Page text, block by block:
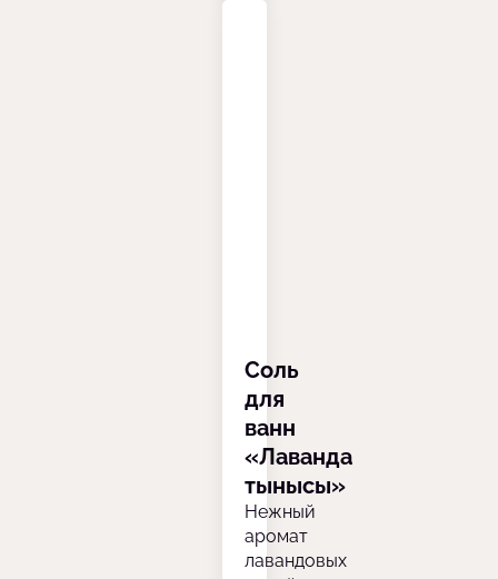
Соль
для
ванн
«Лаванда
тынысы»
Нежный
аромат
лавандовых